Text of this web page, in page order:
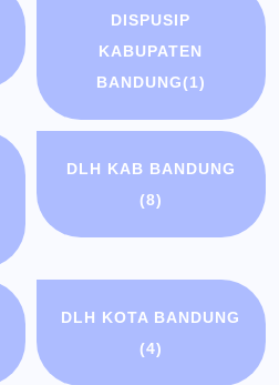
DISPUSIP
KABUPATEN
BANDUNG(1)
DLH KAB BANDUNG
(8)
DLH KOTA BANDUNG
(4)